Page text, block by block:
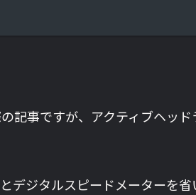
記事ですが、アクティブヘッ
デジタルスピードメーターを